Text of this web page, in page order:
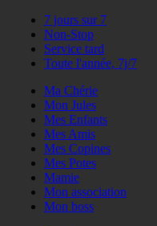
7 jours sur 7
Non-Stop
Service tard
Toute l'année, 7j/7
Ma Chérie
Mon Jules
Mes Enfants
Mes Amis
Mes Copines
Mes Potes
Mamie
Mon association
Mon boss